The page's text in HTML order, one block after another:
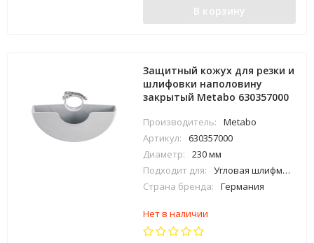
В корзину
Защитный кожух для резки и
шлифовки наполовину
закрытый Metabo 630357000
Производитель:
Metabo
Артикул:
630357000
Диаметр:
230 мм
Подходит для:
Угловая шлифмашина Metabo Ø 230 мм (с зажимным рычагом на кожухе)
Страна бренда:
Германия
Нет в наличии